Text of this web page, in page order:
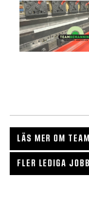
LÄS MER OM
FLER LEDIGA JOBB